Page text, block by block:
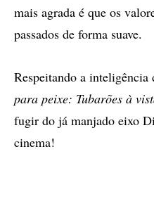
mais agrada é que os
passados de forma suave.
Respeitando a inteligência
para peixe: Tubarões à
fugir do já manjado eixo
cinema!